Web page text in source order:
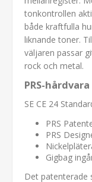
tonkontrollen
både kraftfulla
liknande toner.
väljaren passar
rock och metal.
PRS-
SE CE 24
PRS
PRS
Gigbag
Det patenterade